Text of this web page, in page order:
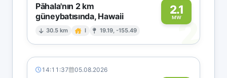
Pāhala'nın 2 km
güneybatısında, Hawaii
30.5 km I 19.19, -155.49
2.1
MW2
14:11:37 05.08.2026